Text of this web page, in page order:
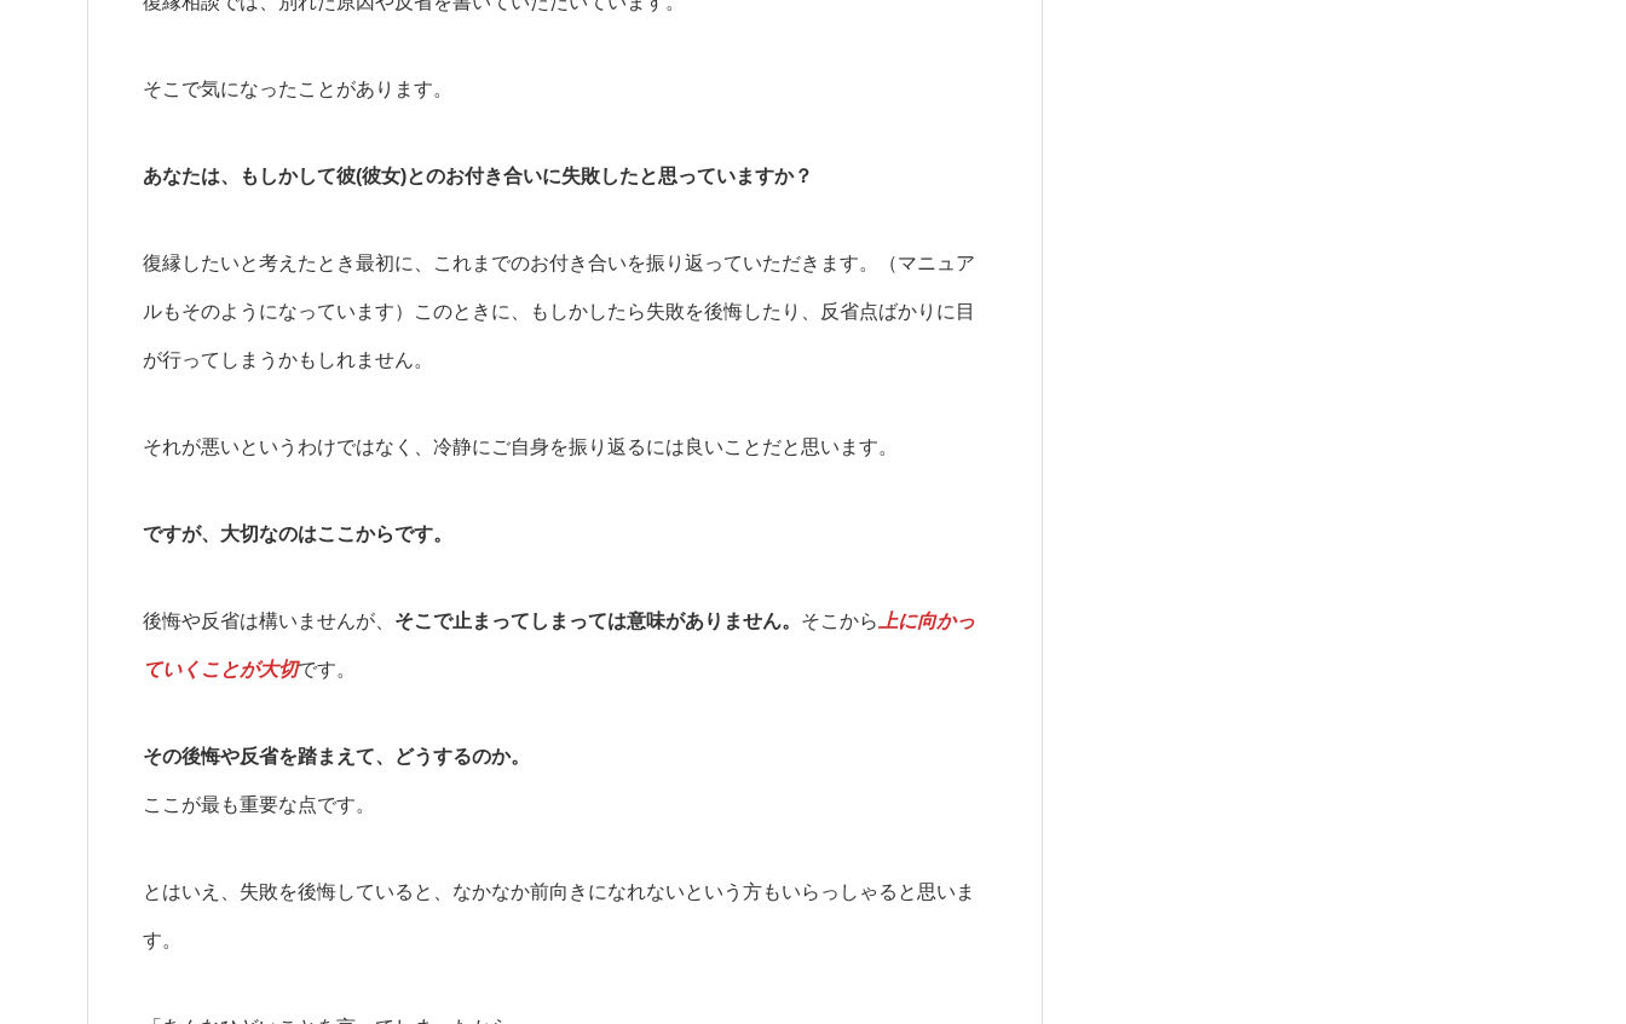
そこで気になったことがあります。
あなたは、もしかして彼(彼女)とのお付き合いに失敗したと思っていますか？
復縁したいと考えたとき最初に、これまでのお付き合いを振り返っていただきます。（マニュア
ルもそのようになっています）このときに、もしかしたら失敗を後悔したり、反省点ばかりに目
が行ってしまうかもしれません。
それが悪いというわけではなく、冷静にご自身を振り返るには良いことだと思います。
ですが、大切なのはここからです。
後悔や反省は構いませんが、 そこで止まってしまっては意味がありません。 そこから 上に向かっ
ていくことが大切です。
その後悔や反省を踏まえて、どうするのか。
ここが最も重要な点です。
とはいえ、失敗を後悔していると、なかなか前向きになれないという方もいらっしゃると思いま
す。